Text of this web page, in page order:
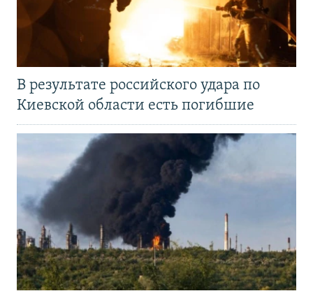
В результате российского удара по
Киевской области есть погибшие